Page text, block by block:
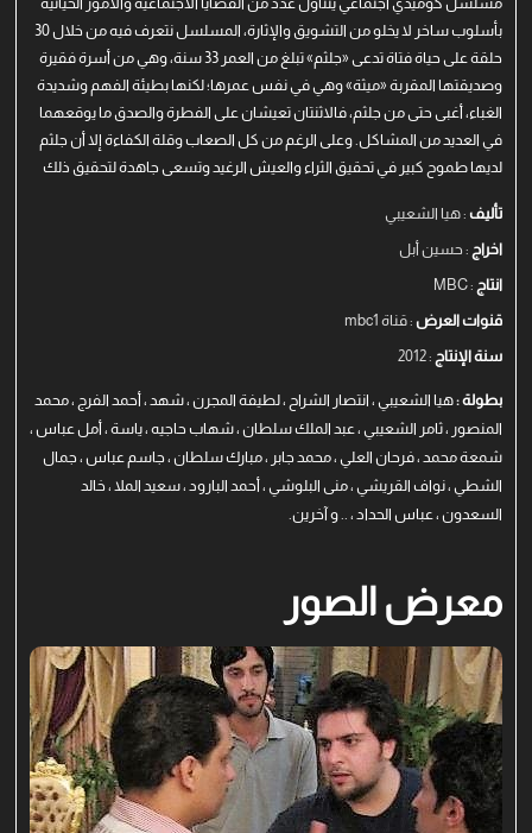
بأسلوب ساخر لا يخلو من التشويق والإثارة، المسلسل نتعرف فيه من خلال 30
حلقة على حياة فتاة تدعى «جلثم» تبلغ من العمر 33 سنة، وهي من أسرة فقيرة
وصديقتها المقربة «ميثة» وهي في نفس عمرها؛ لكنها بطيئة الفهم وشديدة
الغباء، أغبى حتى من جلثم، فالاثنتان تعيشان على الفطرة والصدق ما يوقعهما
في العديد من المشاكل. وعلى الرغم من كل الصعاب وقلة الكفاءة إلا أن جلثم
لديها طموح كبير في تحقيق الثراء والعيش الرغيد وتسعى جاهدة لتحقيق ذلك
تأليف : هيا الشعيبي
اخراج : حسين أبل
انتاج : MBC
قنوات العرض : قناة mbc1
سنة الإنتاج : 2012
بطولة :هيا الشعيبي ، انتصار الشراح ، لطيفة المجرن ، شهد ، أحمد الفرج ، محمد
المنصور ، ثامر الشعيبي ، عبد الملك سلطان ، شهاب حاجيه ، ياسة ، أمل عباس ،
شمعة محمد ، فرحان العلي ، محمد جابر ، مبارك سلطان ، جاسم عباس ، جمال
الشطي ، نواف القريشي ، منى البلوشي ، أحمد البارود ، سعيد الملا ، خالد
السعدون ، عباس الحداد ، .. و آخرين.
معرض الصور